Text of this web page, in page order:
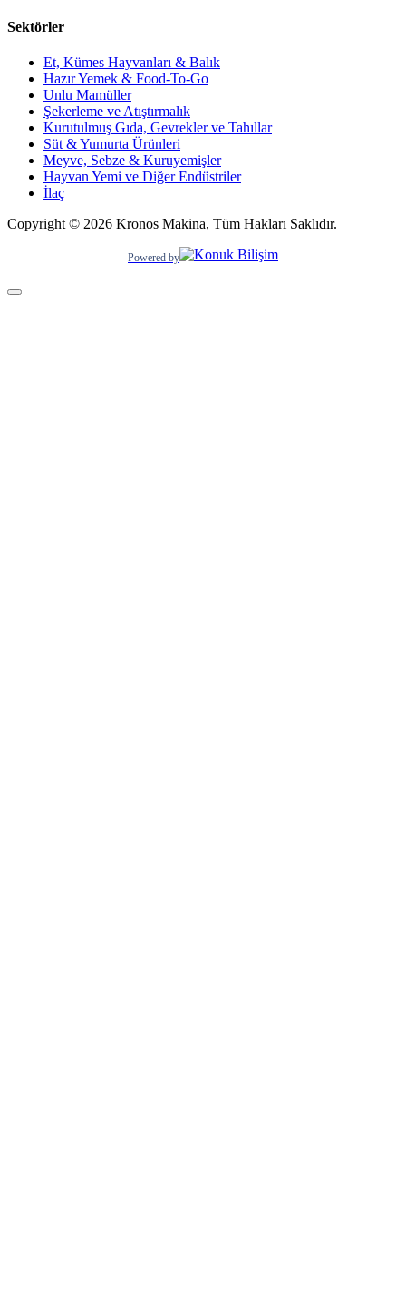
Sektörler
Et, Kümes Hayvanları & Balık
Hazır Yemek & Food-To-Go
Unlu Mamüller
Şekerleme ve Atıştırmalık
Kurutulmuş Gıda, Gevrekler ve Tahıllar
Süt & Yumurta Ürünleri
Meyve, Sebze & Kuruyemişler
Hayvan Yemi ve Diğer Endüstriler
İlaç
Copyright © 2026 Kronos Makina, Tüm Hakları Saklıdır.
Powered by